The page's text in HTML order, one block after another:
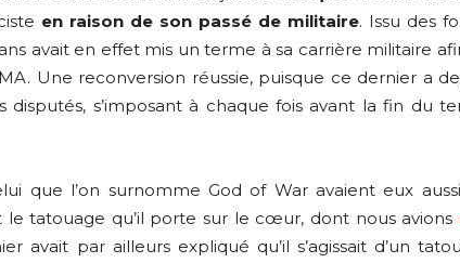
en raison de son passé de militaire. Issu des
avait en effet mis un terme à sa carrière militaire
Une reconversion réussie, puisque ce dernier a
disputés, s’imposant à chaque fois avant la fin du
que l’on surnomme God of War avaient eux
tatouage qu’il porte sur le cœur, dont nous avions
avait par ailleurs expliqué qu’il s’agissait d’un